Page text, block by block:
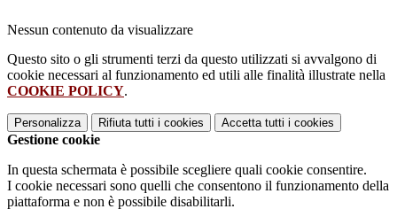
Nessun contenuto da visualizzare
Questo sito o gli strumenti terzi da questo utilizzati si avvalgono di
cookie necessari al funzionamento ed utili alle finalità illustrate nella
COOKIE POLICY.
Personalizza Rifiuta tutti i cookies Accetta tutti i cookies
Gestione cookie
In questa schermata è possibile scegliere quali cookie consentire.
I cookie necessari sono quelli che consentono il funzionamento della
piattaforma e non è possibile disabilitarli.